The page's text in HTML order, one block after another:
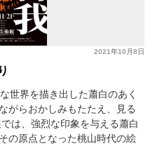
2021年10月8日
世界を描き出した蕭白のあく
がらおかしみもたたえ、見る
は、強烈な印象を与える蕭白
の原点となった桃山時代の絵